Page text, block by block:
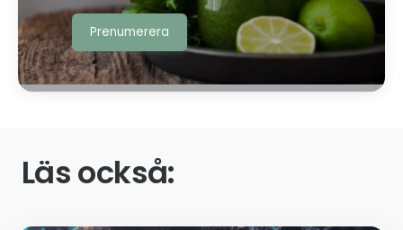
Läs också: